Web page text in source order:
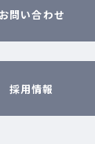
お問い合わせ
採用情報